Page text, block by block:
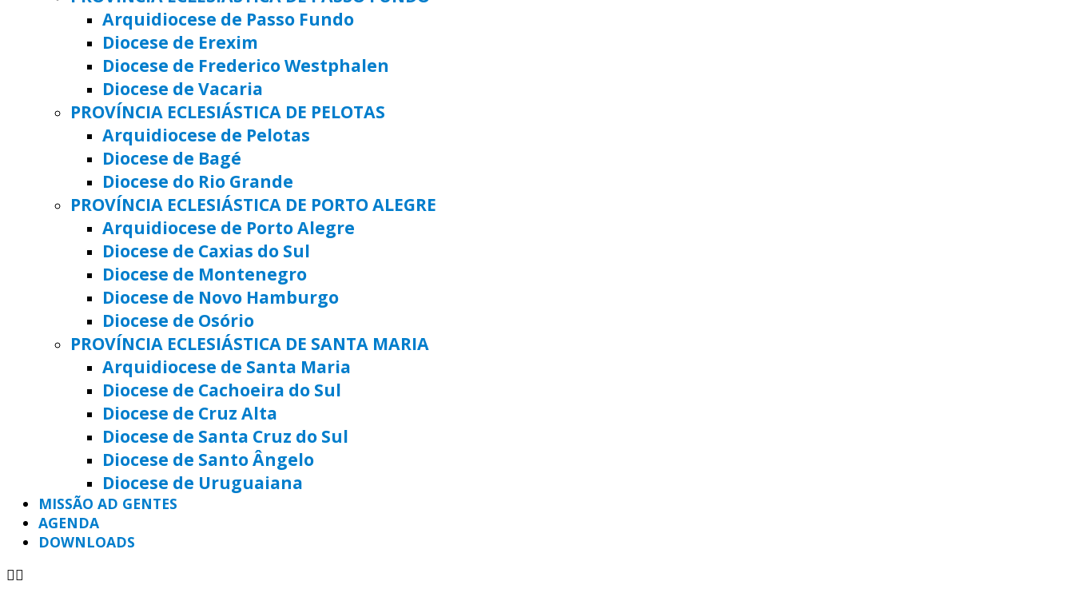
Arquidiocese de Passo Fundo
Diocese de Erexim
Diocese de Frederico Westphalen
Diocese de Vacaria
PROVÍNCIA ECLESIÁSTICA DE PELOTAS
Arquidiocese de Pelotas
Diocese de Bagé
Diocese do Rio Grande
PROVÍNCIA ECLESIÁSTICA DE PORTO ALEGRE
Arquidiocese de Porto Alegre
Diocese de Caxias do Sul
Diocese de Montenegro
Diocese de Novo Hamburgo
Diocese de Osório
PROVÍNCIA ECLESIÁSTICA DE SANTA MARIA
Arquidiocese de Santa Maria
Diocese de Cachoeira do Sul
Diocese de Cruz Alta
Diocese de Santa Cruz do Sul
Diocese de Santo Ângelo
Diocese de Uruguaiana
MISSÃO AD GENTES
AGENDA
DOWNLOADS